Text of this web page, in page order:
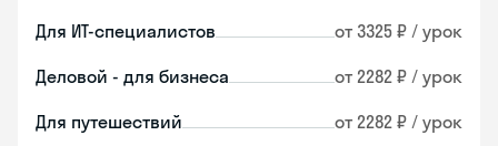
Для ИТ-специалистов от 3325 ₽ / урок
Деловой - для бизнеса от 2282 ₽ / урок
Для путешествий от 2282 ₽ / урок